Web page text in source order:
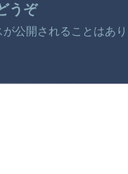
うぞ
公開されることはあり